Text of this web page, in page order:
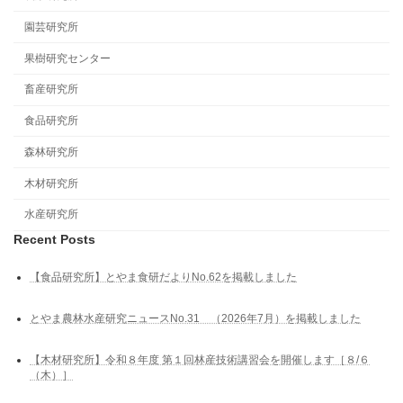
園芸研究所
果樹研究センター
畜産研究所
食品研究所
森林研究所
木材研究所
水産研究所
Recent Posts
【食品研究所】とやま食研だよりNo.62を掲載しました
とやま農林水産研究ニュースNo.31 （2026年7月）を掲載しました
【木材研究所】令和８年度 第１回林産技術講習会を開催します［８/６
（木）］